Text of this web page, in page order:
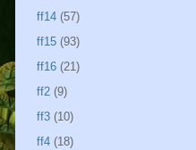
ff14 (57)
ff15 (93)
ff16 (21)
ff2 (9)
ff3 (10)
ff4 (18)